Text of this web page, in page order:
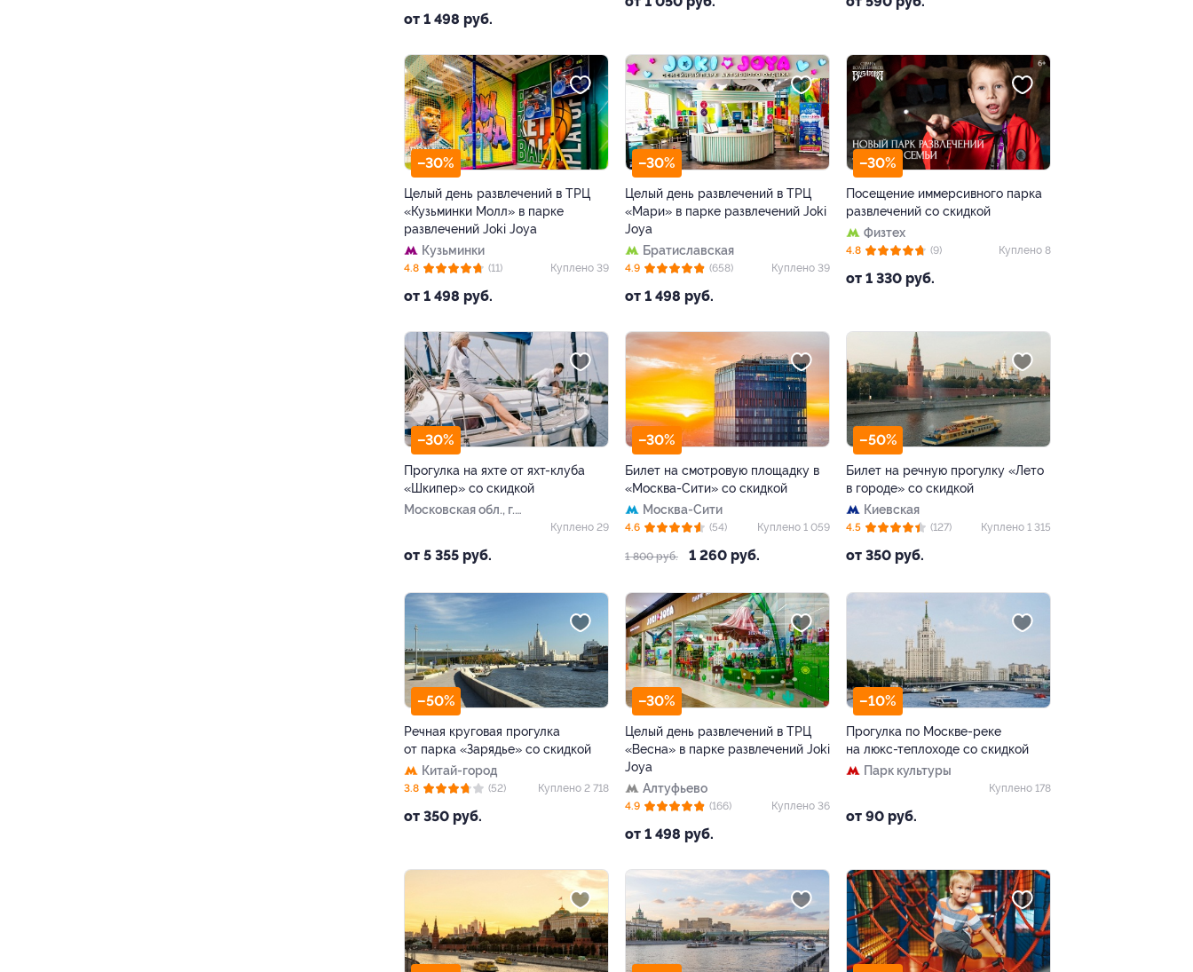
от 1 498 руб.
–30%
Целый день развлечений в ТРЦ
«Кузьминки Молл» в парке
развлечений Joki Joya
Кузьминки
от 1 498 руб.
4.8 (11) Куплено 39
–30%
Целый день развлечений в ТРЦ
«Мари» в парке развлечений Joki
Joya
Братиславская
от 1 498 руб.
4.9 (658) Куплено 39
–30%
Посещение иммерсивного парка
развлечений со скидкой
Физтех
от 1 330 руб.
4.8 (9) Куплено 8
–30%
Прогулка на яхте от яхт-клуба
«Шкипер» со скидкой
Московская обл., г.
клуб «Аврора»)
от 5 355 руб.
Куплено 29
–30%
Билет на смотровую площадку в
«Москва-Сити» со скидкой
Москва-Сити
1 800 руб. 1 260 руб.
4.6 (54) Куплено 1 059
–50%
Билет на речную прогулку «Лето
в городе» со скидкой
Киевская
от 350 руб.
4.5 (127) Куплено 1 315
–50%
Речная круговая прогулка
от парка «Зарядье» со скидкой
Китай-город
от 350 руб.
3.8 (52) Куплено 2 718
–30%
Целый день развлечений в ТРЦ
«Весна» в парке развлечений Joki
Joya
Алтуфьево
от 1 498 руб.
4.9 (166) Куплено 36
–10%
Прогулка по Москве-реке
на люкс-теплоходе со скидкой
Парк культуры
от 90 руб.
Куплено 178